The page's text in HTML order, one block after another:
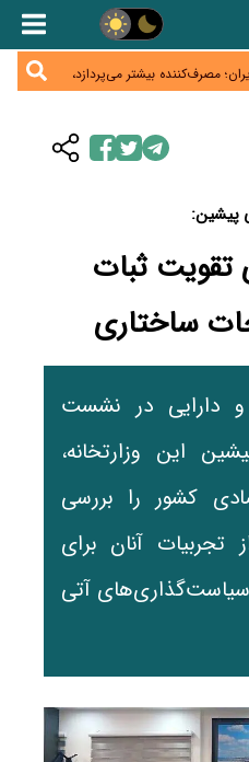
باقی‌مانده نباشند؛ خرید دینار در
جنگ کریدورها وارد فاز جدید شد؛ سرمایه‌گذاری ۳۴۵
مصرف‌کننده بیشتر می‌پردازد،
در حمایت از تولید
۸۰ همت معوقات بازنشستگان؛ بانک رفاه
پیشین:
تقویت ثبات
ساختاری
و دارایی در نشست
این وزارتخانه،
کشور را بررسی
تجربیات آنان برای
آتی